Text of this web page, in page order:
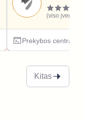
(viso
Prekybos centrai
Kitas